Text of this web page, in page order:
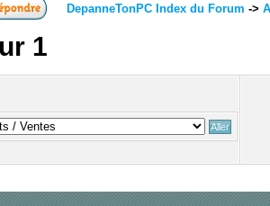
DepanneTonPC Index du Forum ->
1